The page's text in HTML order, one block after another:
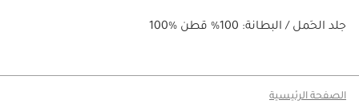
100% جلد الحَمل / البطانة: 100% قطن
الصفحة الرئيسية